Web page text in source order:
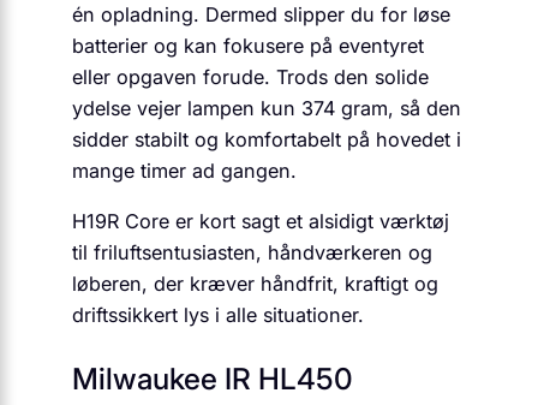
én opladning. Dermed slipper du for løse
batterier og kan fokusere på eventyret
eller opgaven forude. Trods den solide
ydelse vejer lampen kun 374 gram, så den
sidder stabilt og komfortabelt på hovedet i
mange timer ad gangen.
H19R Core er kort sagt et alsidigt værktøj
til friluftsentusiasten, håndværkeren og
løberen, der kræver håndfrit, kraftigt og
driftssikkert lys i alle situationer.
Milwaukee IR HL450